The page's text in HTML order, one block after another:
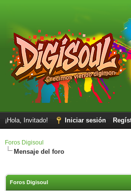
¡Hola, Invitado! Iniciar sesión
Foros Digisoul
Mensaje del foro
Foros Digisoul